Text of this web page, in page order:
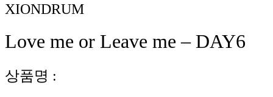
XIONDRUM
Love me or Leave me – DAY6
상품명 :